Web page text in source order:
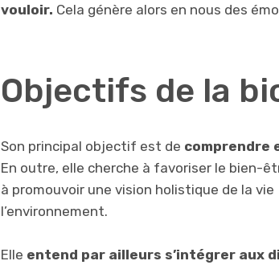
vouloir. Cela génère alors en nous des
Objectifs de la
Son principal objectif est de comprendre
En outre, elle cherche à favoriser le bien-
à promouvoir une vision holistique de la
l’environnement.
Elle entend par ailleurs s’intégrer aux